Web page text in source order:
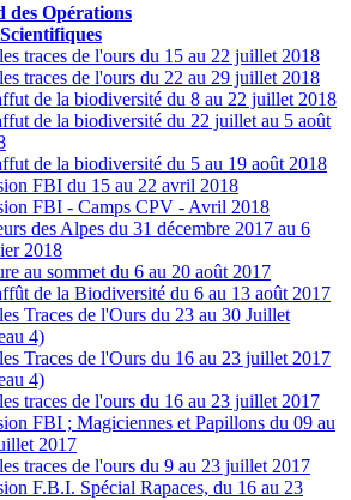
des Opérations
traces de l'ours du 15 au 22 juillet 2018
traces de l'ours du 22 au 29 juillet 2018
de la biodiversité du 8 au 22 juillet 2018
de la biodiversité du 22 juillet au 5 août
de la biodiversité du 5 au 19 août 2018
FBI du 15 au 22 avril 2018
FBI - Camps CPV - Avril 2018
des Alpes du 31 décembre 2017 au 6
2018
au sommet du 6 au 20 août 2017
de la Biodiversité du 6 au 13 août 2017
Traces de l'Ours du 23 au 30 Juillet
4)
Traces de l'Ours du 16 au 23 juillet 2017
4)
traces de l'ours du 16 au 23 juillet 2017
FBI ; Magiciennes et Papillons du 09 au
2017
traces de l'ours du 9 au 23 juillet 2017
F.B.I. Spécial Rapaces, du 16 au 23